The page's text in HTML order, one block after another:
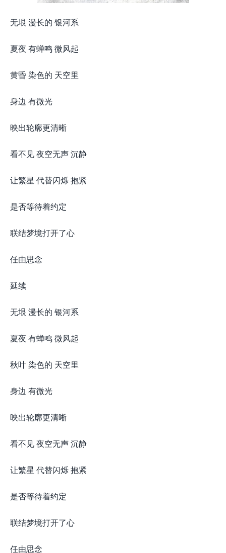
无垠 漫长的 银河系
夏夜 有蝉鸣 微风起
黄昏 染色的 天空里
身边 有微光
映出轮廓更清晰
看不见 夜空无声 沉静
让繁星 代替闪烁 抱紧
是否等待着约定
联结梦境打开了心
任由思念
延续
无垠 漫长的 银河系
夏夜 有蝉鸣 微风起
秋叶 染色的 天空里
身边 有微光
映出轮廓更清晰
看不见 夜空无声 沉静
让繁星 代替闪烁 抱紧
是否等待着约定
联结梦境打开了心
任由思念